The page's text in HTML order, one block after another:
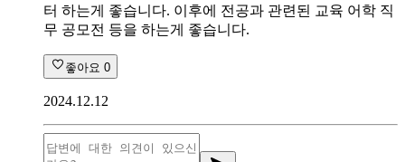
터 하는게 좋습니다. 이후에 전공과 관련된 교육 어학 직
무 공모전 등을 하는게 좋습니다.
좋아요 0
2024.12.12